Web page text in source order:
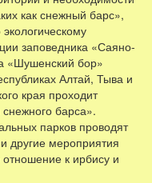
как снежный барс»,
заповедника «Саяно-
«Шушенский бор»
Алтай, Тыва и
края проходит
барса».
парков проводят
другие мероприятия
к ирбису и